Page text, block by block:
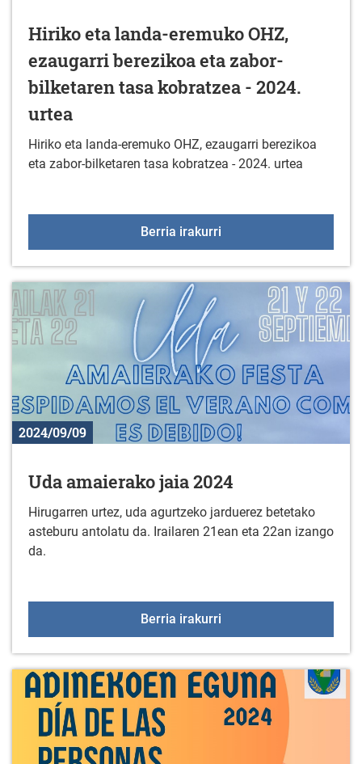
Hiriko eta landa-eremuko OHZ,
ezaugarri berezikoa eta zabor-
bilketaren tasa kobratzea - 2024.
urtea
Hiriko eta landa-eremuko OHZ, ezaugarri berezikoa
eta zabor-bilketaren tasa kobratzea - 2024. urtea
Berria irakurri
2024/09/09
Uda amaierako jaia 2024
Hirugarren urtez, uda agurtzeko jarduerez betetako
asteburu antolatu da. Irailaren 21ean eta 22an izango
da.
Berria irakurri